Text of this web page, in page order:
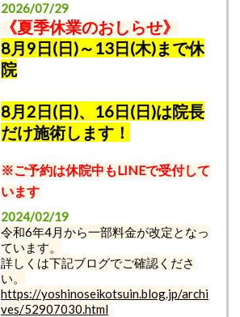
2026/07/29
《夏季休業のおしらせ》
8月9日(日)～13日(木)まで休
院
8月2日(日)、16日(日)は院長
だけ施術します！
※ご予約は休院中もLINEで受付して
います
2024/02/19
令和6年4月から一部料金が改定となっ
ています。
詳しくは下記ブログでご確認くださ
い。
https://yoshinoseikotsuin.blog.jp/archi
ves/52907030.html